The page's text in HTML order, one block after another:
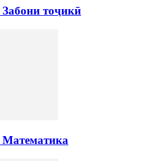
тоҷикӣ
Математика